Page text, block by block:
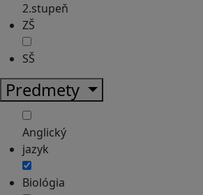
2.stupeň
ZŠ
SŠ
Predmety
Anglický
jazyk
Biológia